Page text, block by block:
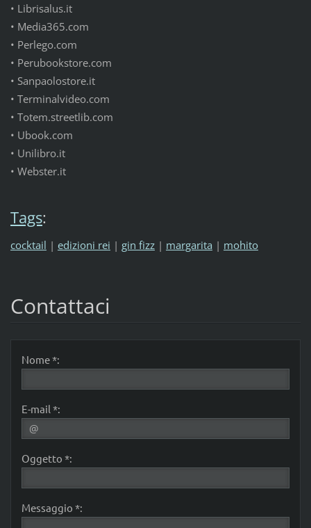
• Librisalus.it
• Media365.com
• Perlego.com
• Perubookstore.com
• Sanpaolostore.it
• Terminalvideo.com
• Totem.streetlib.com
• Ubook.com
• Unilibro.it
• Webster.it
Tags:
cocktail | edizioni rei | gin fizz | margarita | mohito
Contattaci
Nome *:
E-mail *:
Oggetto *:
Messaggio *: